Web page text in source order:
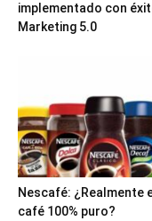
implementado con
Marketing 5.0
Nescafé: ¿Realmente
café 100% puro?